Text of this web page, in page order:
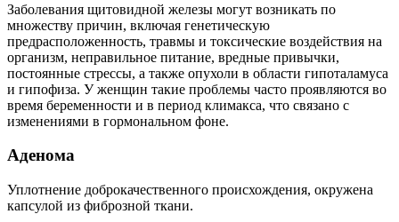
Заболевания щитовидной железы могут возникать по
множеству причин, включая генетическую
предрасположенность, травмы и токсические воздействия на
организм, неправильное питание, вредные привычки,
постоянные стрессы, а также опухоли в области гипоталамуса
и гипофиза. У женщин такие проблемы часто проявляются во
время беременности и в период климакса, что связано с
изменениями в гормональном фоне.
Аденома
Уплотнение доброкачественного происхождения, окружена
капсулой из фиброзной ткани.